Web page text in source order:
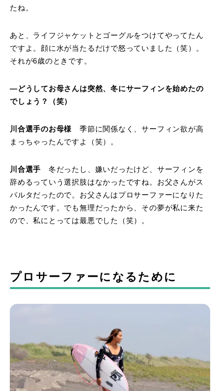
たね。
あと、ライフジャケットとゴーグルをつけてやってたん
ですよ。顔に水が当たるだけで怒っていました（笑）。
それが6歳のときです。
―どうしてお母さんは突然、冬にサーフィンを始めたの
でしょう？（笑）
川合選手のお母様 季節に関係なく、サーフィン欲が高
まっちゃったんですよ（笑）。
川合選手 冬だったし、嫌いだったけど、サーフィンを
辞めるっていう選択肢はなかったですね。お父さんがス
パルタだったので。お父さんはプロサーファーになりた
かったんです。でも無理だったから、その夢が私に来た
ので、私にとっては最悪でした（笑）。
プロサーファーになるために